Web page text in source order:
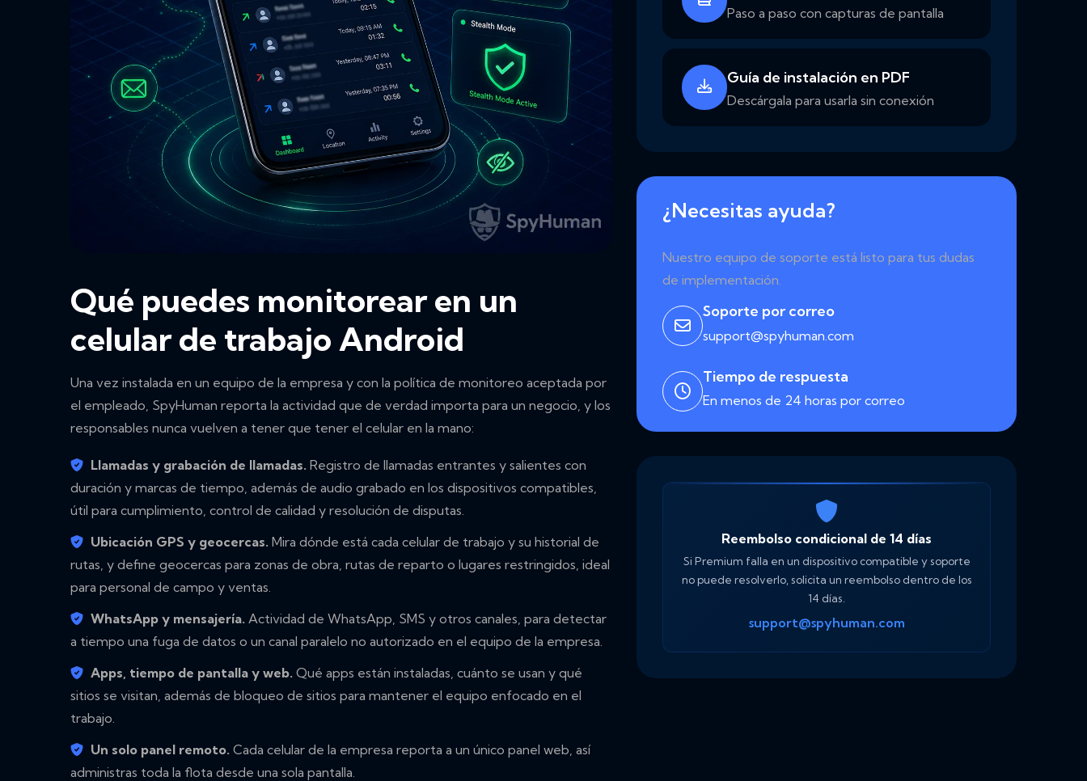
Qué puedes monitorear en un
celular de trabajo Android
Una vez instalada en un equipo de la empresa y con la política de monitoreo aceptada por
el empleado, SpyHuman reporta la actividad que de verdad importa para un negocio, y los
responsables nunca vuelven a tener que tener el celular en la mano:
Llamadas y grabación de llamadas. Registro de llamadas entrantes y salientes con
duración y marcas de tiempo, además de audio grabado en los dispositivos compatibles,
útil para cumplimiento, control de calidad y resolución de disputas.
Ubicación GPS y geocercas. Mira dónde está cada celular de trabajo y su historial de
rutas, y define geocercas para zonas de obra, rutas de reparto o lugares restringidos, ideal
para personal de campo y ventas.
WhatsApp y mensajería. Actividad de WhatsApp, SMS y otros canales, para detectar
a tiempo una fuga de datos o un canal paralelo no autorizado en el equipo de la empresa.
Apps, tiempo de pantalla y web. Qué apps están instaladas, cuánto se usan y qué
sitios se visitan, además de bloqueo de sitios para mantener el equipo enfocado en el
trabajo.
Un solo panel remoto. Cada celular de la empresa reporta a un único panel web, así
administras toda la flota desde una sola pantalla.
Paso a paso con capturas de pantalla
Guía de instalación en PDF
Descárgala para usarla sin conexión
¿Necesitas ayuda?
Nuestro equipo de soporte está listo para tus dudas
de implementación.
Soporte por correo
support@spyhuman.com
Tiempo de respuesta
En menos de 24 horas por correo
Reembolso condicional de 14 días
Si Premium falla en un dispositivo compatible y soporte
no puede resolverlo, solicita un reembolso dentro de los
14 días.
support@spyhuman.com